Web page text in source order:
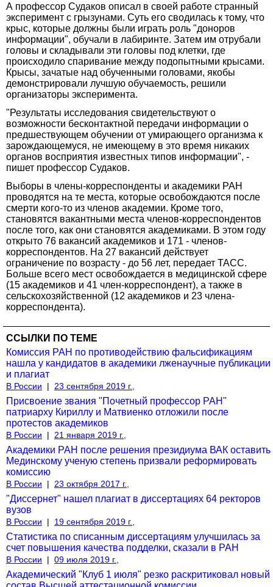
А профессор Судаков описал в своей работе странный
эксперимент с грызунами. Суть его сводилась к тому, что
крыс, которые должны были играть роль "доноров
информации", обучали в лабиринте. Затем им отрубали
головы и складывали эти головы под клетки, где
происходило спаривание между подопытными крысами.
Крысы, зачатые над обученными головами, якобы
демонстрировали лучшую обучаемость, решили
организаторы эксперимента.
"Результаты исследования свидетельствуют о
возможности бесконтактной передачи информации о
предшествующем обучении от умирающего организма к
зарождающемуся, не имеющему в это время никаких
органов восприятия известных типов информации", -
пишет профессор Судаков.
Выборы в члены-корреспонденты и академики РАН
проводятся на те места, которые освобождаются после
смерти кого-то из членов академии. Кроме того,
становятся вакантными места членов-корреспондентов
после того, как они становятся академиками. В этом году
открыто 76 вакансий академиков и 171 - членов-
корреспондентов. На 27 вакансий действует
ограничение по возрасту - до 56 лет, передает ТАСС.
Больше всего мест освобождается в медицинской сфере
(15 академиков и 41 член-корреспондент), а также в
сельскохозяйственной (12 академиков и 23 члена-
корреспондента).
ССЫЛКИ ПО ТЕМЕ
Комиссия РАН по противодействию фальсификациям
нашла у кандидатов в академики лженаучные публикации
и плагиат
В России | 23 сентября 2019 г.,
Присвоение звания "Почетный профессор РАН"
патриарху Кириллу и Матвиенко отложили после
протестов академиков
В России | 21 января 2019 г.,
Академики РАН после решения президиума ВАК оставить
Мединскому ученую степень призвали реформировать
комиссию
В России | 23 октября 2017 г.,
"Диссернет" нашел плагиат в диссертациях 64 ректоров
вузов
В России | 19 сентября 2019 г.,
Статистика по списанным диссертациям улучшилась за
счет повышения качества подделки, сказали в РАН
В России | 09 июля 2019 г.,
Академический "Клуб 1 июля" резко раскритиковал новый